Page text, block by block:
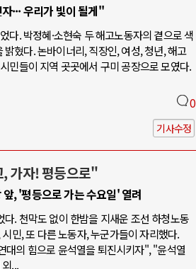
··· 우리가 빛이 될게"
다. 박정혜·소현숙 두 해고노동자의 곁으로 색
혔다. 논바이너리, 직장인, 여성, 청년, 해고
민들이 지역 곳곳에서 구미 공장으로 모였다.
0
기사수정
가자! 평등으로"
, '평등으로 가는 수요일' 열려
. 천막도 없이 한밤을 지새운 조선 하청노동
민, 또 다른 노동자, 누군가들이 자리했다.
의 힘으로 윤석열을 퇴진시키자", "윤석열
...